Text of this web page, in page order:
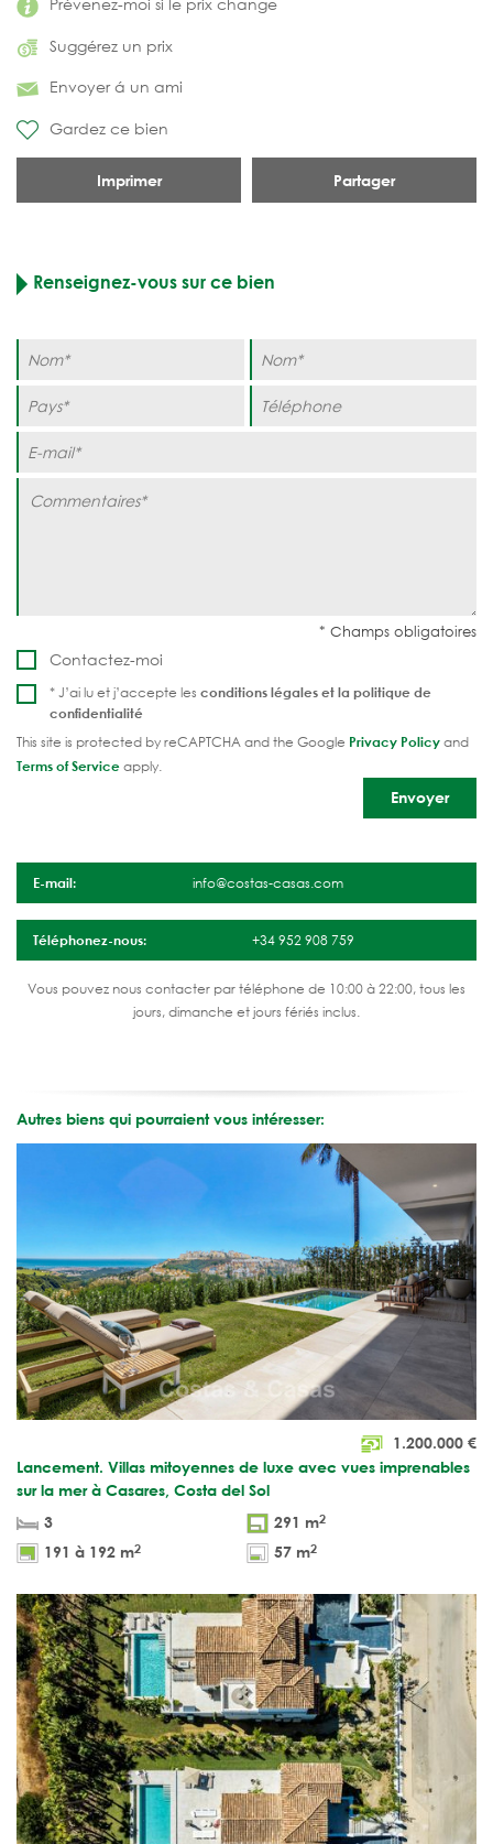
Prévenez-moi si le prix change
Suggérez un prix
Envoyer á un ami
Gardez ce bien
Imprimer Partager
Renseignez-vous sur ce bien
Contactez-moi
* J’ai lu et j’accepte les conditions légales et la politique de
confidentialité
This site is protected by reCAPTCHA and the Google Privacy Policyand
Terms of Serviceapply.
E-mail: info@costas-casas.com
Téléphonez-nous: +34 952 908 759
Vous pouvez nous contacter par téléphone de 10:00 à 22:00, tous les
jours, dimanche et jours fériés inclus.
Autres biens qui pourraient vous intéresser:
1.200.000 €
Lancement. Villas mitoyennes de luxe avec vues imprenables
sur la mer à Casares, Costa del Sol
3
291 m2
191 à 192 m2 57 m2